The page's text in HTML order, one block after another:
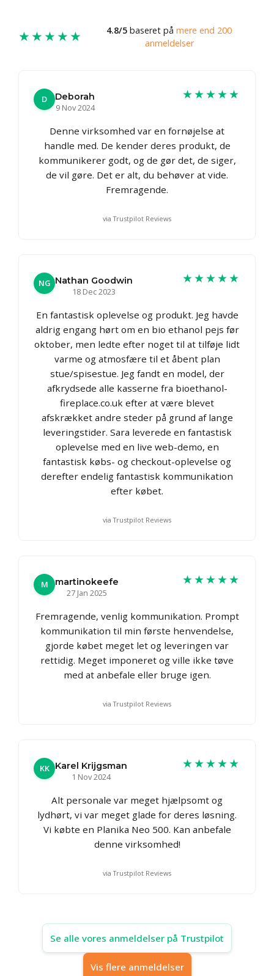
★★★★★ 4.8/5 baseret på mere end 200
anmeldelser
D
Deborah
9 Nov 2024
★★★★★
Denne virksomhed var en fornøjelse at
handle med. De kender deres produkt, de
kommunikerer godt, og de gør det, de siger,
de vil gøre. Det er alt, du behøver at vide.
Fremragende.
via Trustpilot Reviews
NG Nathan Goodwin
18 Dec 2023
★★★★★
En fantastisk oplevelse og produkt. Jeg havde
aldrig engang hørt om en bio ethanol pejs før
oktober, men ledte efter noget til at tilføje lidt
varme og atmosfære til et åbent plan
stue/spisestue. Jeg fandt en model, der
afkrydsede alle kasserne fra bioethanol-
fireplace.co.uk efter at være blevet
afskrækket andre steder på grund af lange
leveringstider. Sara leverede en fantastisk
oplevelse med en live web-demo, en
fantastisk købs- og checkout-oplevelse og
derefter endelig fantastisk kommunikation
efter købet.
via Trustpilot Reviews
M
martinokeefe
27 Jan 2025
★★★★★
Fremragende, venlig kommunikation. Prompt
kommunikation til min første henvendelse,
gjorde købet meget let og leveringen var
rettidig. Meget imponeret og ville ikke tøve
med at anbefale eller bruge igen.
via Trustpilot Reviews
KK Karel Krijgsman
1 Nov 2024
★★★★★
Alt personale var meget hjælpsomt og
lydhørt, vi var meget glade for deres løsning.
Vi købte en Planika Neo 500. Kan anbefale
denne virksomhed!
via Trustpilot Reviews
Se alle vores anmeldelser på Trustpilot
Vis flere anmeldelser